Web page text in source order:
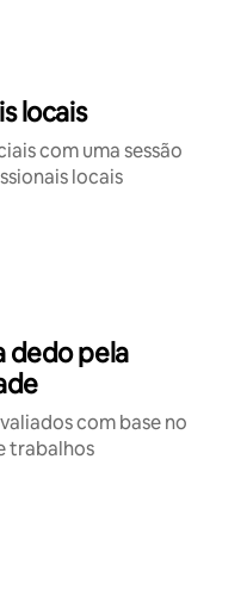
locais
com uma sessão
locais
dedo pela
com base no
trabalhos